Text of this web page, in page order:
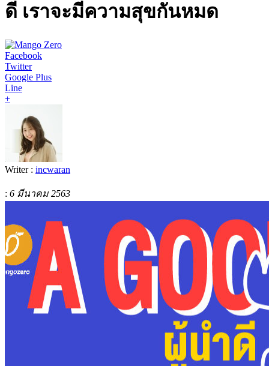
ดี เราจะมีความสุขกันหมด
Facebook
Twitter
Google Plus
Line
+
Writer : incwaran
: 6 มีนาคม 2563